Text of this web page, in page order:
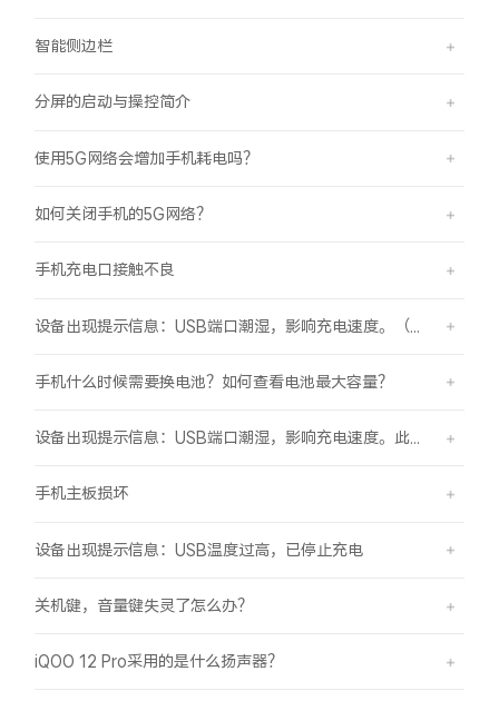
智能侧边栏
分屏的启动与操控简介
使用5G网络会增加手机耗电吗？
如何关闭手机的5G网络？
手机充电口接触不良
手机什么时候需要换电池？如何查看电池最大容量？
手机主板损坏
设备出现提示信息：USB温度过高，已停止充电
关机键，音量键失灵了怎么办？
iQOO 12 Pro采用的是什么扬声器？